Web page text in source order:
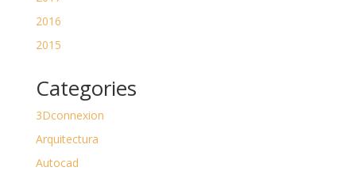
2016
2015
Categories
3Dconnexion
Arquitectura
Autocad